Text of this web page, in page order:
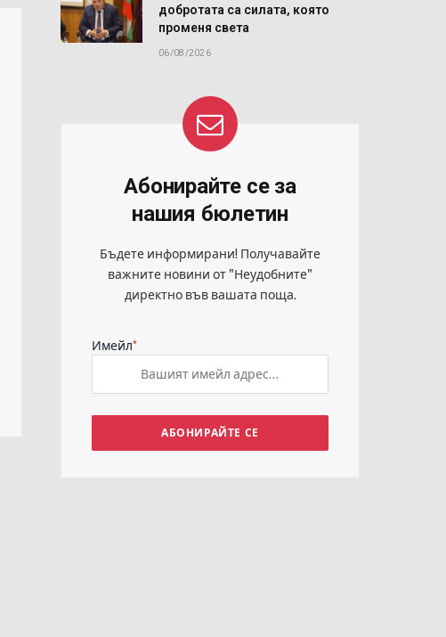
добротата са силата, която
променя света
06/08/2026
Абонирайте се за
нашия бюлетин
Бъдете информирани! Получавайте
важните новини от "Неудобните"
директно във вашата поща.
Имейл*